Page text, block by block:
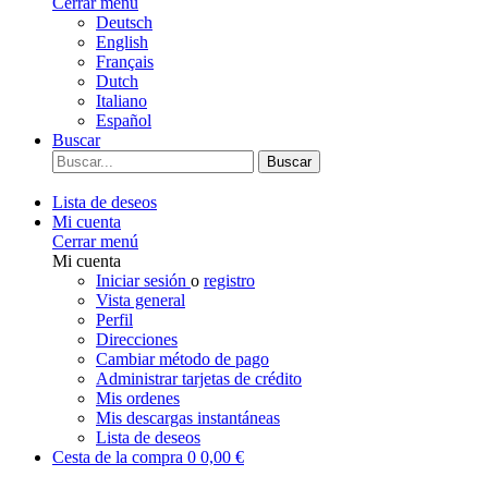
Deutsch
English
Français
Dutch
Italiano
Español
Buscar
Buscar
Lista de deseos
Mi cuenta
Cerrar menú
Mi cuenta
Iniciar sesión o registro
Vista general
Perfil
Direcciones
Cambiar método de pago
Administrar tarjetas de crédito
Mis ordenes
Mis descargas instantáneas
Lista de deseos
Cesta de la compra 0 0,00 €